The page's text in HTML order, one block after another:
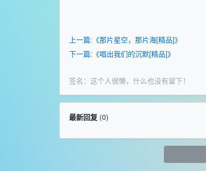
上一篇:《那片星空，那片海[精品]》
下一篇:《唱出我们的沉默[精品]》
签名：这个人很懒，什么也没有留下！
最新回复(0)